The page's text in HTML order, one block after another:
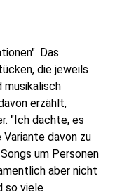
Das
die jeweils
musikalisch
erzählt,
"Ich dachte, es
davon zu
um Personen
aber nicht
so viele